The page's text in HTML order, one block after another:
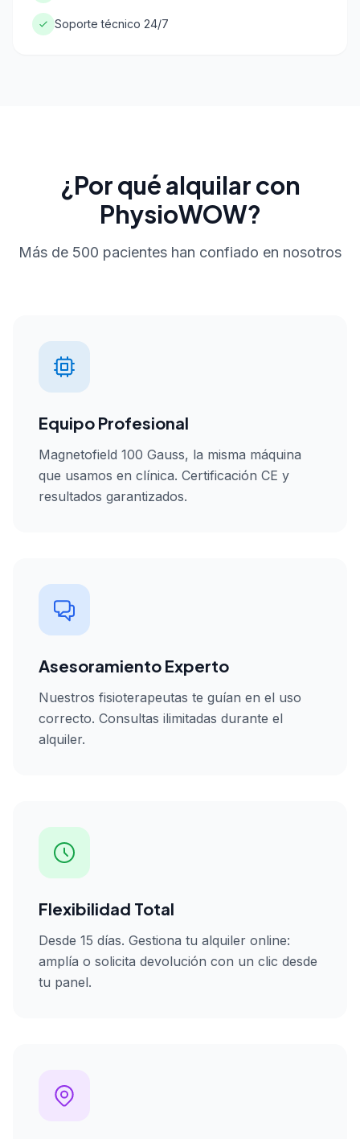
Soporte técnico 24/7
¿Por qué alquilar con
PhysioWOW?
Más de 500 pacientes han confiado en nosotros
Equipo Profesional
Magnetofield 100 Gauss, la misma máquina
que usamos en clínica. Certificación CE y
resultados garantizados.
Asesoramiento Experto
Nuestros fisioterapeutas te guían en el uso
correcto. Consultas ilimitadas durante el
alquiler.
Flexibilidad Total
Desde 15 días. Gestiona tu alquiler online:
amplía o solicita devolución con un clic desde
tu panel.